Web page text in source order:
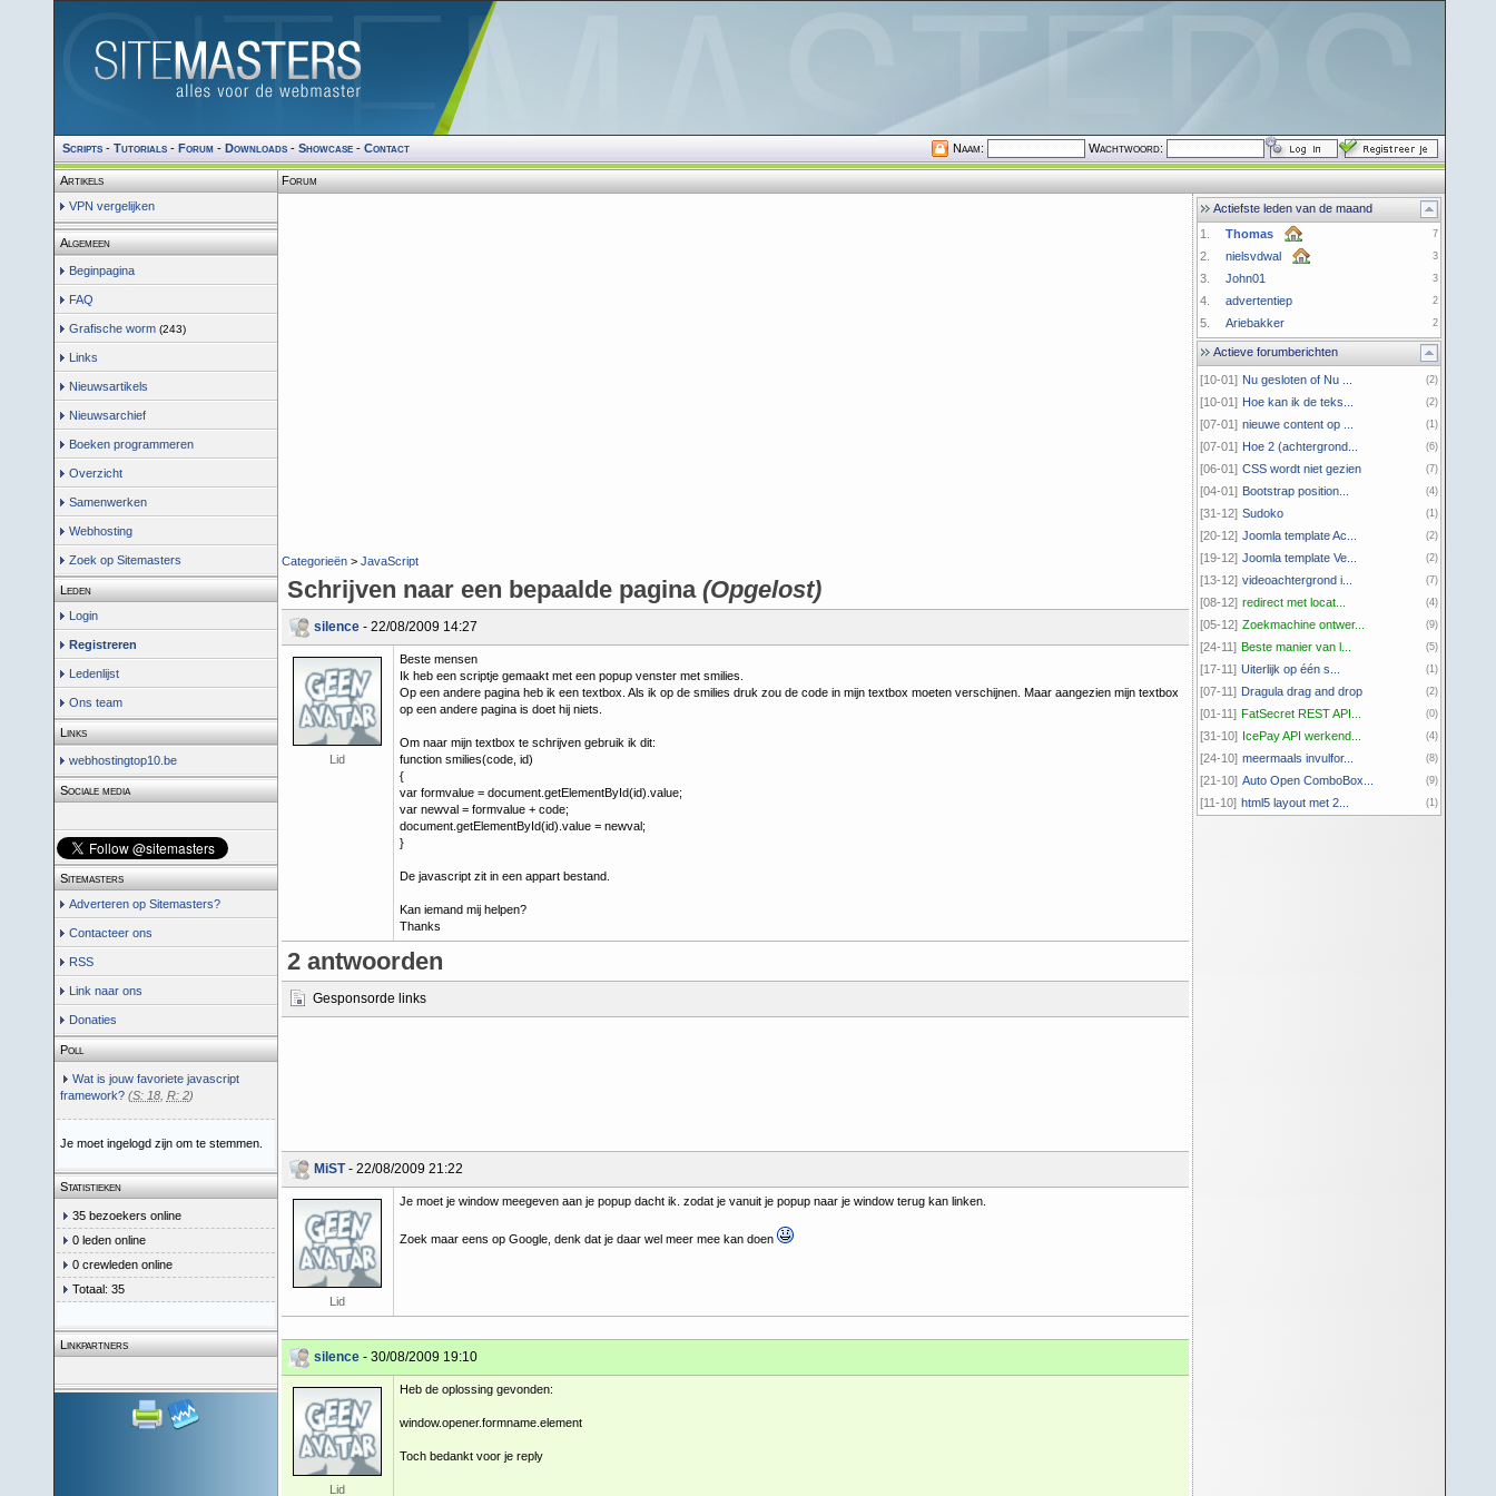
Scripts- Tutorials- Forum- Downloads- Showcase- Contact Naam: Wachtwoord:
Artikels
VPN vergelijken
Algemeen
Beginpagina
FAQ
Grafische worm (243)
Links
Nieuwsartikels
Nieuwsarchief
Boeken programmeren
Overzicht
Samenwerken
Webhosting
Zoek op Sitemasters
Leden
Login
Registreren
Ledenlijst
Ons team
Links
webhostingtop10.be
Sociale media
Sitemasters
Adverteren op Sitemasters?
Contacteer ons
RSS
Link naar ons
Donaties
Poll
Wat is jouw favoriete javascript
framework? (S: 18, R: 2)
Je moet ingelogd zijn om te stemmen.
Statistieken
35 bezoekers online
0 leden online
0 crewleden online
Totaal: 35
Linkpartners
Forum
Categorieën> JavaScript
Schrijven naar een bepaalde pagina (Opgelost)
silence- 22/08/2009 14:27
Lid
Beste mensen
Ik heb een scriptje gemaakt met een popup venster met smilies.
Op een andere pagina heb ik een textbox. Als ik op de smilies druk zou de code in mijn textbox moeten verschijnen. Maar aangezien mijn textbox
op een andere pagina is doet hij niets.
Om naar mijn textbox te schrijven gebruik ik dit:
function smilies(code, id)
{
var formvalue = document.getElementById(id).value;
var newval = formvalue + code;
document.getElementById(id).value = newval;
}
De javascript zit in een appart bestand.
Kan iemand mij helpen?
Thanks
2 antwoorden
Gesponsorde links
MiST- 22/08/2009 21:22
Lid
Je moet je window meegeven aan je popup dacht ik. zodat je vanuit je popup naar je window terug kan linken.
Zoek maar eens op Google, denk dat je daar wel meer mee kan doen
silence- 30/08/2009 19:10
Lid
Heb de oplossing gevonden:
window.opener.formname.element
Toch bedankt voor je reply
Actiefste leden van de maand
1.
Thomas 7
2. nielsvdwal 3
3. John01 3
4. advertentiep 2
5. Ariebakker 2
Actieve forumberichten
[10-01] Nu gesloten of Nu ... (2)
[10-01] Hoe kan ik de teks... (2)
[07-01] nieuwe content op ... (1)
[07-01] Hoe 2 (achtergrond... (6)
[06-01] CSS wordt niet gezien (7)
[04-01] Bootstrap position... (4)
[31-12] Sudoko (1)
[20-12] Joomla template Ac... (2)
[19-12] Joomla template Ve... (2)
[13-12] videoachtergrond i... (7)
[08-12] redirect met locat... (4)
[05-12] Zoekmachine ontwer... (9)
[24-11] Beste manier van l... (5)
[17-11] Uiterlijk op één s... (1)
[07-11] Dragula drag and drop (2)
[01-11] FatSecret REST API... (0)
[31-10] IcePay API werkend... (4)
[24-10] meermaals invulfor... (8)
[21-10] Auto Open ComboBox... (9)
[11-10] html5 layout met 2... (1)